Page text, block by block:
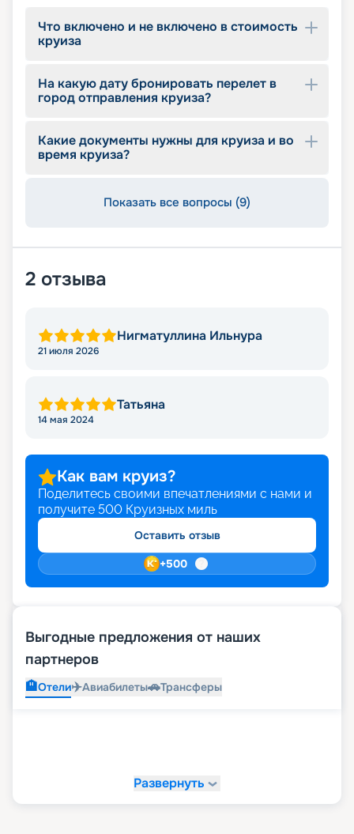
Что включено и не включено в стоимость
круиза
На какую дату бронировать перелет в
город отправления круиза?
Какие документы нужны для круиза и во
время круиза?
Показать все вопросы (9)
2 отзыва
Нигматуллина Ильнура
21 июля 2026
Татьяна
14 мая 2024
Как вам круиз?
Поделитесь своими впечатлениями с нами и
получите 500 Круизных миль
Оставить отзыв
+500
Выгодные предложения от наших
партнеров
🏨Отели✈️Авиабилеты🚗Трансферы
Развернуть